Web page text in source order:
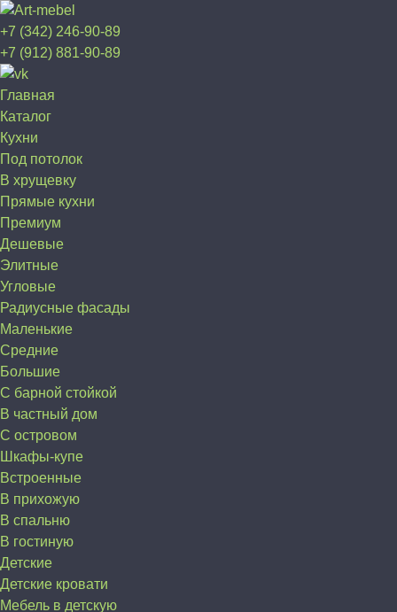
+7 (342) 246-90-89
+7 (912) 881-90-89
Главная
Каталог
Кухни
Под потолок
В хрущевку
Прямые кухни
Премиум
Дешевые
Элитные
Угловые
Радиусные фасады
Маленькие
Средние
Большие
С барной стойкой
В частный дом
C островом
Шкафы-купе
Встроенные
В прихожую
В спальню
В гостиную
Детские
Детские кровати
Мебель в детскую